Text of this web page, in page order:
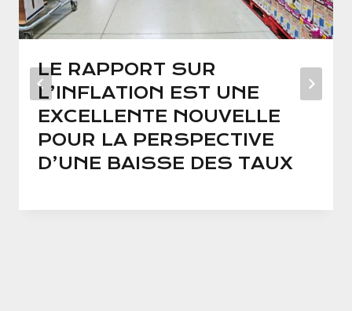
LE RAPPORT SUR
L’INFLATION EST UNE
EXCELLENTE NOUVELLE
POUR LA PERSPECTIVE
D’UNE BAISSE DES TAUX